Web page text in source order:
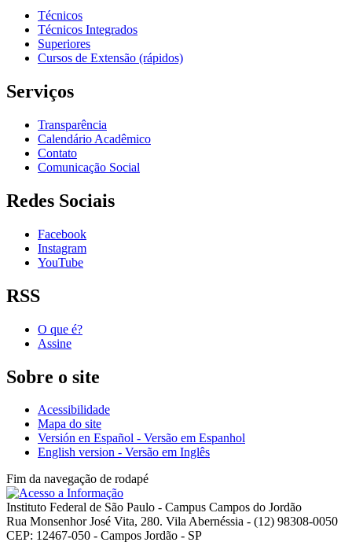
Técnicos
Técnicos Integrados
Superiores
Cursos de Extensão (rápidos)
Serviços
Transparência
Calendário Acadêmico
Contato
Comunicação Social
Redes Sociais
Facebook
Instagram
YouTube
RSS
O que é?
Assine
Sobre o site
Acessibilidade
Mapa do site
Versión en Español - Versão em Espanhol
English version - Versão em Inglês
Fim da navegação de rodapé
Instituto Federal de São Paulo - Campus Campos do Jordão
Rua Monsenhor José Vita, 280. Vila Abernéssia - (12) 98308-0050
CEP: 12467-050 - Campos Jordão - SP